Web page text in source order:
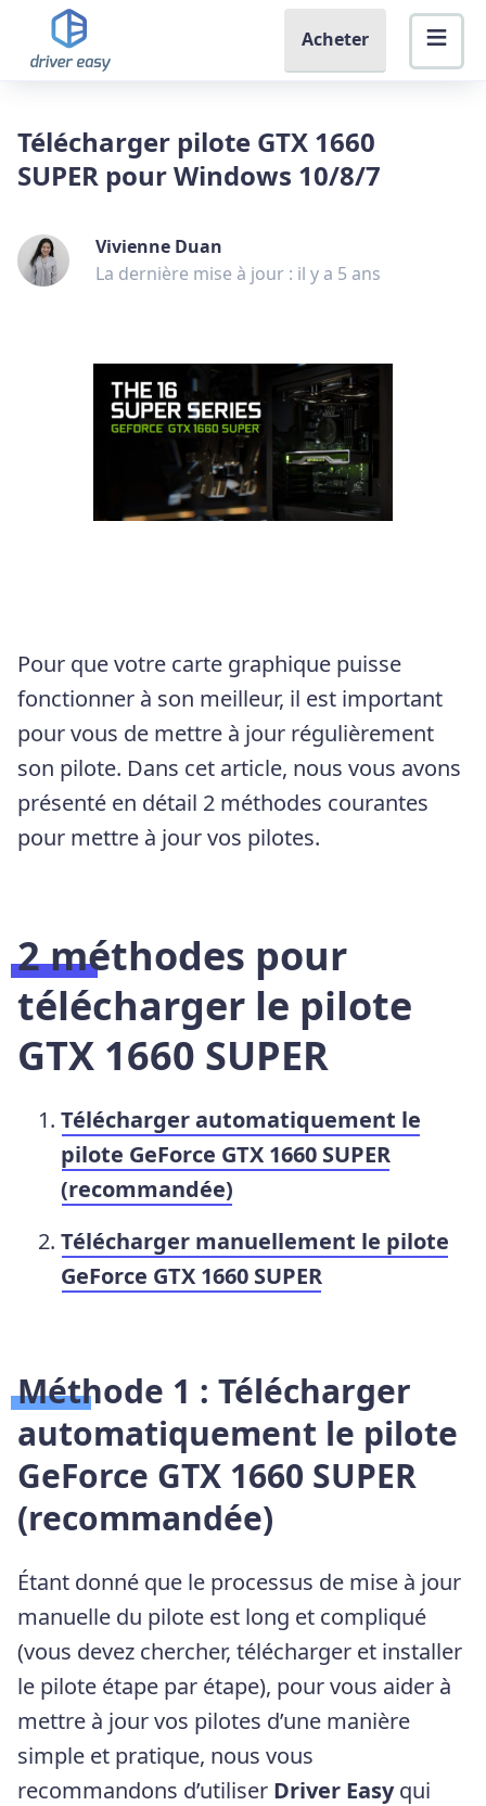
Acheter
Télécharger pilote GTX 1660
SUPER pour Windows 10/8/7
Vivienne Duan
La dernière mise à jour : il y a 5 ans
Pour que votre carte graphique puisse
fonctionner à son meilleur, il est important
pour vous de mettre à jour régulièrement
son pilote. Dans cet article, nous vous avons
présenté en détail 2 méthodes courantes
pour mettre à jour vos pilotes.
2 méthodes pour
télécharger le pilote
GTX 1660 SUPER
Télécharger automatiquement le
pilote GeForce GTX 1660 SUPER
(recommandée)
Télécharger manuellement le pilote
GeForce GTX 1660 SUPER
Méthode 1 : Télécharger
automatiquement le pilote
GeForce GTX 1660 SUPER
(recommandée)
Étant donné que le processus de mise à jour
manuelle du pilote est long et compliqué
(vous devez chercher, télécharger et installer
le pilote étape par étape), pour vous aider à
mettre à jour vos pilotes d’une manière
simple et pratique, nous vous
recommandons d’utiliser Driver Easyqui